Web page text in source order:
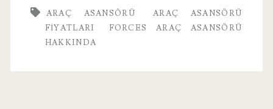
ARAÇ ASANSÖRÜ
ARAÇ ASANSÖRÜ
FIYATLARI
FORCES ARAÇ ASANSÖRÜ
HAKKINDA